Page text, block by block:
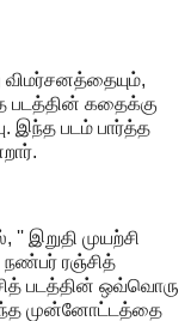
விமர்சனத்தையும்,
படத்தின் கதைக்கு
இந்த படம் பார்த்த
'' இறுதி முயற்சி
நண்பர் ரஞ்சித்
படத்தின் ஒவ்வொரு
இந்த முன்னோட்டத்தை